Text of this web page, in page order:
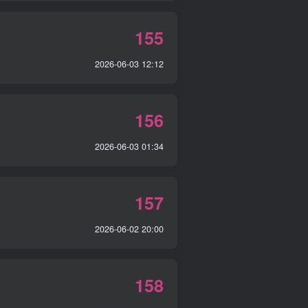
155
2026-06-03 12:12
156
2026-06-03 01:34
157
2026-06-02 20:00
158